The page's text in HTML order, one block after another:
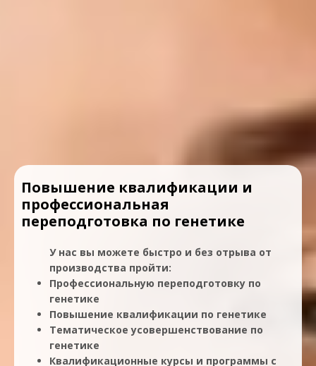
Повышение квалификации и
профессиональная
переподготовка по генетике
У нас вы можете быстро и без отрыва от
производства пройти:
Профессиональную переподготовку по
генетике
Повышение квалификации по генетике
Тематическое усовершенствование по
генетике
Квалификационные курсы и программы с